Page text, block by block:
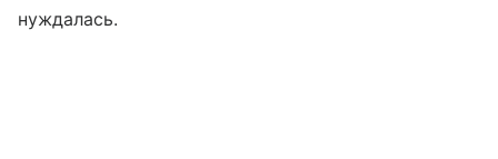
нуждалась.